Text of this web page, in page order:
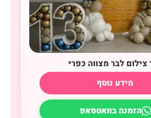
צילום לבר מצווה כפרי
מידע נוסף
הזמנה בוואטסאפ